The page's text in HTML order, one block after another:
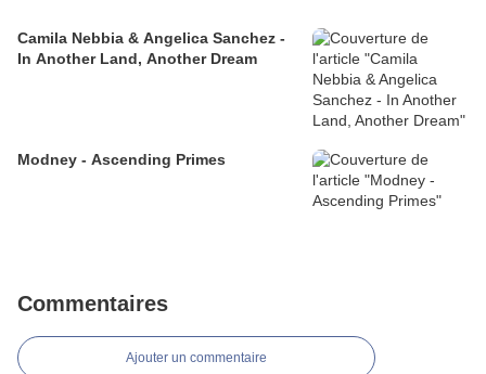
Camila Nebbia & Angelica Sanchez -
In Another Land, Another Dream
Modney - Ascending Primes
Commentaires
Ajouter un commentaire